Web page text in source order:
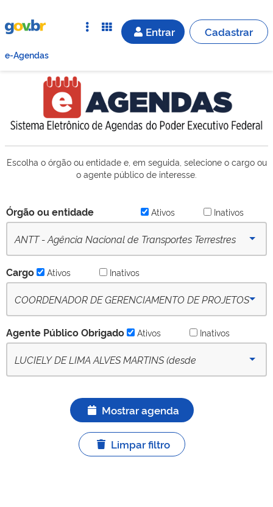
Entrar Cadastrar
e-Agendas
Escolha o órgão ou entidade e, em seguida, selecione o cargo ou
o agente público de interesse.
Órgão ou entidade Ativos Inativos
ANTT - Agência Nacional de Transportes Terrestres
Cargo Ativos Inativos
COORDENADOR DE GERENCIAMENTO DE PROJETOS
- (desde 09-10-2022) - Ativo
Agente Público Obrigado Ativos Inativos
LUCIELY DE LIMA ALVES MARTINS (desde
Mostrar agenda
Limpar filtro